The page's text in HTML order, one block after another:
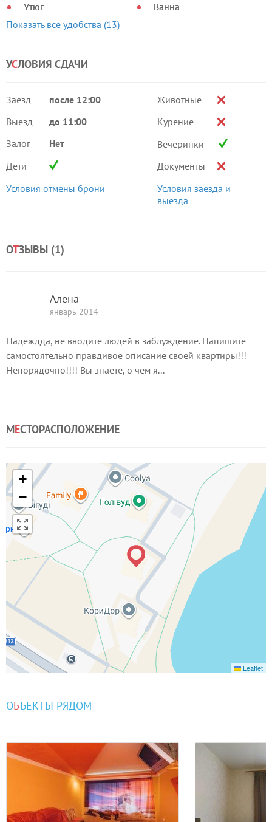
Утюг
Ванна
Показать все удобства (13)
УСЛОВИЯ СДАЧИ
Заезд
после 12:00
Выезд
до 11:00
Залог
Нет
Дети
Условия отмены брони
Животные
Курение
Вечеринки
Документы
Условия заезда и
выезда
ОТЗЫВЫ (1)
Алена
январь 2014
Надеждда, не вводите людей в заблуждение. Напишите
самостоятельно правдивое описание своей квартиры!!!
Непорядочно!!!! Вы знаете, о чем я...
МЕСТОРАСПОЛОЖЕНИЕ
+
−
Leaflet
ОБЪЕКТЫ РЯДОМ